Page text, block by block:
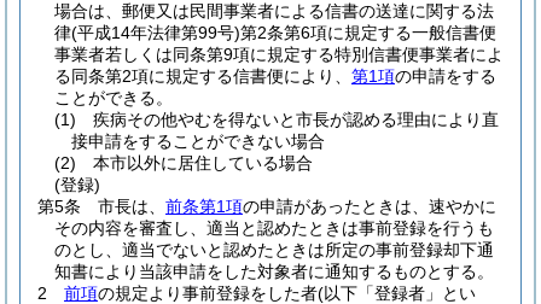
場合は、郵便又は民間事業者による信書の送達に関する法
律(平成14年法律第99号)第2条第6項に規定する一般信書便
事業者若しくは同条第9項に規定する特別信書便事業者によ
る同条第2項に規定する信書便により、 第1項の申請をする
ことができる。
(1)
疾病その他やむを得ないと市長が認める理由により直
接申請をすることができない場合
(2)
本市以外に居住している場合
(登録)
第5条
市長は、 前条第1項の申請があったときは、速やかに
その内容を審査し、適当と認めたときは事前登録を行うも
のとし、適当でないと認めたときは所定の事前登録却下通
知書により当該申請をした対象者に通知するものとする。
2
前項の規定より事前登録をした者(以下「登録者」とい